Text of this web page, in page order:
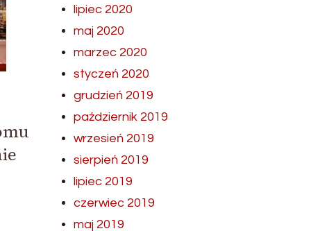
lipiec 2020
maj 2020
marzec 2020
styczeń 2020
grudzień 2019
październik 2019
wrzesień 2019
sierpień 2019
lipiec 2019
czerwiec 2019
maj 2019